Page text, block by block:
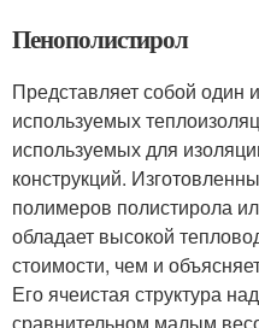
Пенополистирол
Представляет собой один
используемых
используемых для
конструкций.
полимеров полистирола
обладает высокой
стоимости, чем и
Его ячеистая структура
сравнительном малым